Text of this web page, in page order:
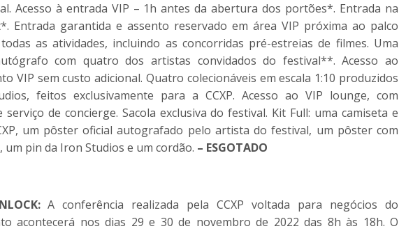
Acesso à entrada VIP – 1h antes da abertura dos portões*. Entrada na
Entrada garantida e assento reservado em área VIP próxima ao palco
as atividades, incluindo as concorridas pré-estreias de filmes. Uma
com quatro dos artistas convidados do festival**. Acesso ao
VIP sem custo adicional. Quatro colecionáveis em escala 1:10 produzidos
feitos exclusivamente para a CCXP. Acesso ao VIP lounge, com
serviço de concierge. Sacola exclusiva do festival. Kit Full: uma camiseta e
, um pôster oficial autografado pelo artista do festival, um pôster com
um pin da Iron Studios e um cordão. – ESGOTADO
A conferência realizada pelaCCXP voltada para negócios do
acontecerá nos dias 29 e 30 de novembro de 2022 das 8h às 18h. O